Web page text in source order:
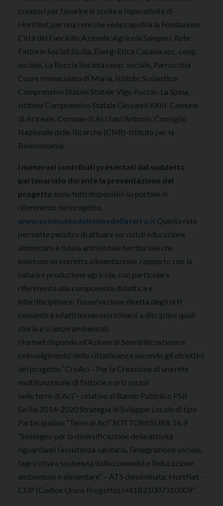
creatosi per favorire le scelte e l’operatività di
HortNet, per una rete che vede capofila la Fondazione
Città del Fanciullo Azienda: Agricola Samperi, Rete
Fattorie Sociali Sicilia, Energ-Etica Catania soc. coop.
sociale, La Roccia Società coop. sociale, Parrocchia
Cuore Immacolato di Maria, Istituto Scolastico
Comprensivo Statale Statale Vigo Puccio-La Spina,
Istituto Comprensivo Statale Giovanni XXIII, Comune
di Acireale, Comune di Aci Sant’Antonio, Consiglio
Nazionale delle Ricerche (CNR)-Istituto per la
Bioeconomia.
I numerosi contributi presentati dal suddetto
partenariato durante la presentazione del
progetto sono tutti disponibili su portale di
riferimento del progetto,
www.ecomuseodelcieloedellaterra.it Questa rete
permette peraltro di attuare servizi di educazione
alimentare e tutela ambientale territoriale che
insistono su corretta alimentazione, rapporto con la
natura e produzione agricola, con particolare
riferimento alla componente didattica e
interdisciplinare: l’osservazione diretta degli orti
consentirà infatti numerosi richiami a discipline quali
storia e scienze ambientali.
Hortnet risponde all’Azione di Sensibilizzazione e
coinvolgimento della cittadinanza secondo gli obiettivi
del progetto “CreAci – Per la Creazione di una rete
multifunzionale di fattorie e orti sociali
nelle terre di Aci”– relativo al Bando Pubblico PSR
Sicilia 2014-2020 Strategia di Sviluppo Locale di tipo
Partecipativo “Terre di Aci” SOTTOMISURA 16.9
“Sostegno per la diversificazione delle attività
riguardanti l’assistenza sanitaria, l’integrazione sociale,
l’agricoltura sostenuta dalla comunità e l’educazione
ambientale e alimentare” – ATS denominata: HortNet –
CUP (Codice Unico Progetto):H41B21007310009”.